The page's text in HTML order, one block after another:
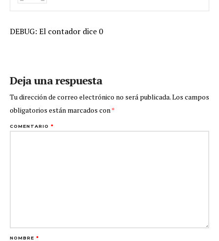
DEBUG: El contador dice 0
Deja una respuesta
Tu dirección de correo electrónico no será publicada.Los campos
obligatorios están marcados con*
COMENTARIO *
NOMBRE *